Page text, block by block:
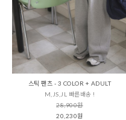
스틱 팬츠 - 3 COLOR + ADULT
M,JS,JL 빠른배송 !
28,900원
20,230원